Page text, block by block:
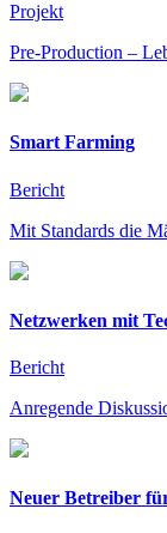
Projekt
Pre-Production –
Smart Farming
Bericht
Mit Standards die
Netzwerken mit
Bericht
Anregende
Neuer Betreiber